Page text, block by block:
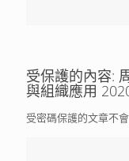
受保護的內容:
與組織應用
受密碼保護的文章不